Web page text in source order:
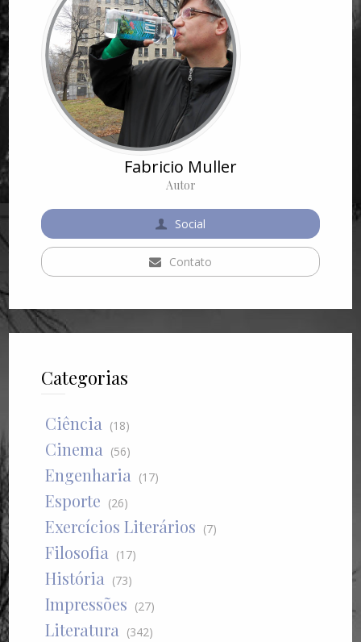
Fabricio Muller
Autor
Social
Contato
Categorias
Ciência (18)
Cinema (56)
Engenharia (17)
Esporte (26)
Exercícios Literários (7)
Filosofia (17)
História (73)
Impressões (27)
Literatura (342)